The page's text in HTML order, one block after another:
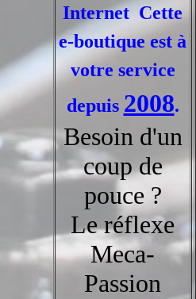
Internet Cette
e-boutique est à
votre service
depuis 2008.
Besoin d'un
coup de
pouce ?
Le réflexe
Meca-
Passion